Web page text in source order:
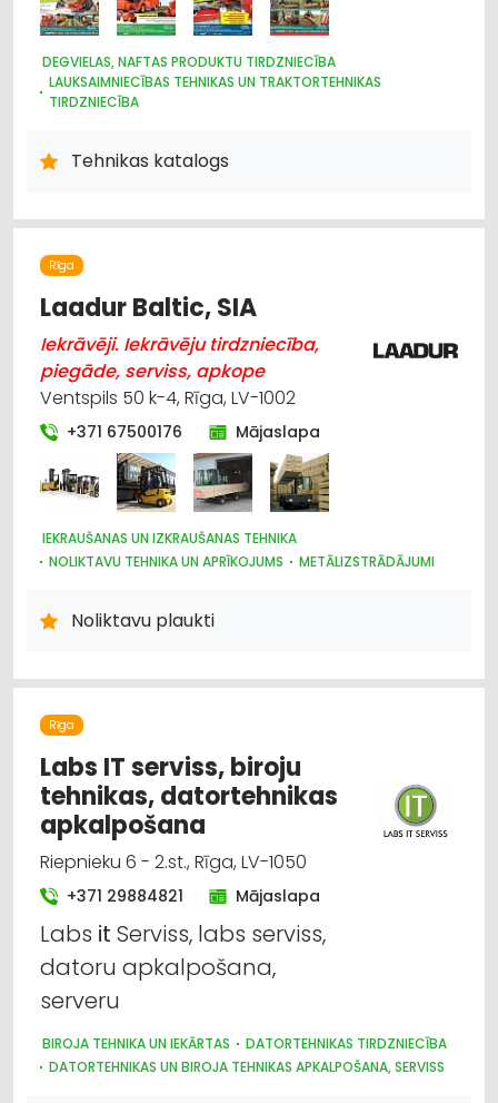
DEGVIELAS, NAFTAS PRODUKTU TIRDZNIECĪBA
LAUKSAIMNIECĪBAS TEHNIKAS UN TRAKTORTEHNIKAS
TIRDZNIECĪBA
LAUKSAIMNIECĪBAS TEHNIKAS UN TRAKTORTEHNIKAS NOMA
LAUKSAIMNIECĪBAS TEHNIKAS UN TRAKTORTEHNIKAS REZERVES
AUTO ĶĪMIJA, AUTO KRĀSAS
LABIEKĀRTOŠANA, APZAĻUMOŠANA
DĀRZA TEHNIKA UN INVENTĀRS
LAUKSAIMNIECĪBAS TEHNIKAS UN TRAKTORTEHNIKAS
LABOŠANA, REMONTS
Tehnikas katalogs
Rīga
Laadur Baltic, SIA
Iekrāvēji. Iekrāvēju tirdzniecība,
piegāde, serviss, apkope
Ventspils 50 k-4, Rīga, LV-1002
+371 67500176 Mājaslapa
IEKRAUŠANAS UN IZKRAUŠANAS TEHNIKA
NOLIKTAVU TEHNIKA UN APRĪKOJUMS
METĀLIZSTRĀDĀJUMI
Noliktavu plaukti
Rīga
Labs IT serviss, biroju
tehnikas, datortehnikas
apkalpošana
Riepnieku 6 - 2.st., Rīga, LV-1050
+371 29884821 Mājaslapa
Labs it Serviss, labs serviss,
datoru apkalpošana,
serveru
BIROJA TEHNIKA UN IEKĀRTAS
DATORTEHNIKAS TIRDZNIECĪBA
DATORTEHNIKAS UN BIROJA TEHNIKAS APKALPOŠANA, SERVISS